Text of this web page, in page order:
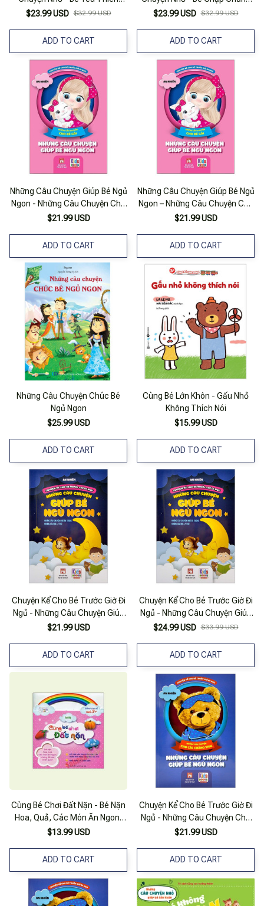
Nhiên
$23.99 USD $32.99 USD
ADD TO CART
Trưởng Thành
$23.99 USD $32.99 USD
ADD TO CART
Những Câu Chuyện Giúp Bé Ngủ
Ngon - Những Câu Chuyện Cho
Bé Gái
$21.99 USD
ADD TO CART
Những Câu Chuyện Giúp Bé Ngủ
Ngon – Những Câu Chuyện Cho
Bé Gái
$21.99 USD
ADD TO CART
Những Câu Chuyện Chúc Bé
Ngủ Ngon
$25.99 USD
ADD TO CART
Cùng Bé Lớn Khôn - Gấu Nhỏ
Không Thích Nói
$15.99 USD
ADD TO CART
Chuyện Kể Cho Bé Trước Giờ Đi
Ngủ - Những Câu Chuyện Giúp
Bé Ngủ Ngon - Những Câu
Bài Học Lý Thú
$21.99 USD
ADD TO CART
Chuyện Kể Cho Bé Trước Giờ Đi
Ngủ - Những Câu Chuyện Giúp
Bé Ngủ Ngon - Những Câu
Bài Học Lý Thú
$24.99 USD $33.99 USD
ADD TO CART
Cùng Bé Chơi Đất Nặn - Bé Nặn
Hoa, Quả, Các Món Ăn Ngon,
Những Đồ Vật Thân Quen (tuổi
$13.99 USD
ADD TO CART
Chuyện Kể Cho Bé Trước Giờ Đi
Ngủ - Những Câu Chuyện Cho
Các Chàng Trai - Những Câu
$21.99 USD
ADD TO CART